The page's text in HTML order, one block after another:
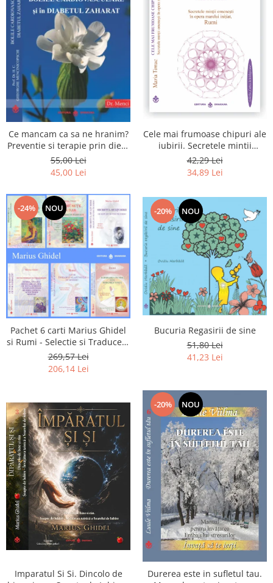
Ce mancam ca sa ne hranim?
Preventie si terapie prin dieta
in bolile cardiovasculare si in
diabetul zaharat
55,00 Lei
45,00 Lei
Cele mai frumoase chipuri ale
iubirii. Secretele mintii
omenesti in opera marelui
initiat, Rumi
42,29 Lei
34,89 Lei
-24% NOU
Pachet 6 carti Marius Ghidel
si Rumi - Selectie si Traducere
de Marius Ghidel
269,57 Lei
206,14 Lei
-20% NOU
Bucuria Regasirii de sine
51,80 Lei
41,23 Lei
Imparatul Si Si. Dincolo de
-20% NOU
Durerea este in sufletul tau.